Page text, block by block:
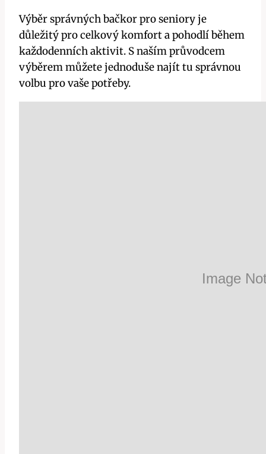
Výběr správných bačkor pro seniory je
důležitý pro celkový komfort a pohodlí během
každodenních aktivit. S naším průvodcem
výběrem můžete jednoduše najít tu správnou
volbu pro vaše potřeby.